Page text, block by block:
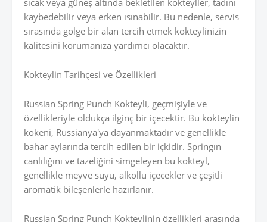
sıcak veya güneş altında bekletilen kokteyller, tadını
kaybedebilir veya erken ısınabilir. Bu nedenle, servis
sırasında gölge bir alan tercih etmek kokteylinizin
kalitesini korumanıza yardımcı olacaktır.
Kokteylin Tarihçesi ve Özellikleri
Russian Spring Punch Kokteyli, geçmişiyle ve
özellikleriyle oldukça ilginç bir içecektir. Bu kokteylin
kökeni, Russianya'ya dayanmaktadır ve genellikle
bahar aylarında tercih edilen bir içkidir. Springın
canlılığını ve tazeliğini simgeleyen bu kokteyl,
genellikle meyve suyu, alkollü içecekler ve çeşitli
aromatik bileşenlerle hazırlanır.
Russian Spring Punch Kokteylinin özellikleri arasında